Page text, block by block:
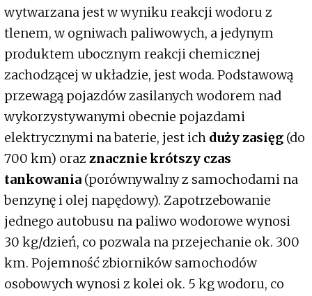
wytwarzana jest w wyniku reakcji wodoru z
tlenem, w ogniwach paliwowych, a jedynym
produktem ubocznym reakcji chemicznej
zachodzącej w układzie, jest woda. Podstawową
przewagą pojazdów zasilanych wodorem nad
wykorzystywanymi obecnie pojazdami
elektrycznymi na baterie, jest ich duży zasięg (do
700 km) oraz znacznie krótszy czas
tankowania (porównywalny z samochodami na
benzynę i olej napędowy). Zapotrzebowanie
jednego autobusu na paliwo wodorowe wynosi
30 kg/dzień, co pozwala na przejechanie ok. 300
km. Pojemność zbiorników samochodów
osobowych wynosi z kolei ok. 5 kg wodoru, co